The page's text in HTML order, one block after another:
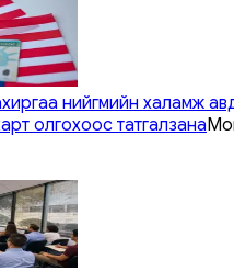
нийгмийн халамж
олгохоос татгалзана